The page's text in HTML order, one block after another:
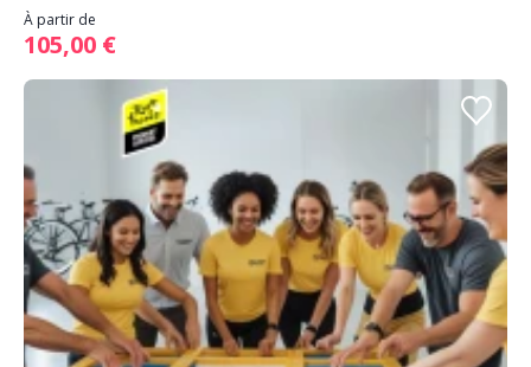
À partir de
105,00 €